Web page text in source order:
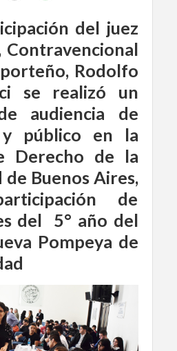
del juez
Contravencional
Rodolfo
se realizó un
audiencia de
público en la
Derecho de la
Buenos Aires,
de
del 5° año del
Pompeya de